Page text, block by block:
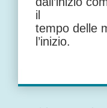
il
tempo delle
l’inizio.